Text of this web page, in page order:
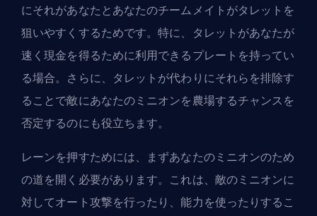
にそれがあなたとあなたのチームメイトがタレットを
狙いやすくするためです。特に、タレットがあなたが
速く現金を得るために利用できるプレートを持ってい
る場合。さらに、タレットが代わりにそれらを排除す
ることで敵にあなたのミニオンを農場するチャンスを
否定するのにも役立ちます。
レーンを押すためには、まずあなたのミニオンのため
の道を開く必要があります。これは、敵のミニオンに
対してオート攻撃を行ったり、能力を使ったりするこ